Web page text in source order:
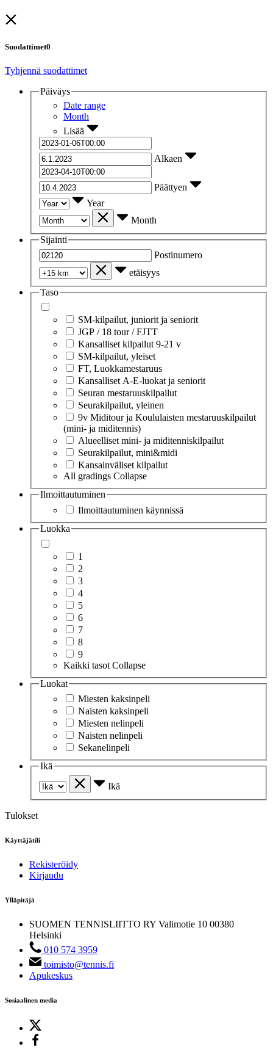
Suodattimet0
Tyhjennä suodattimet
Päiväys
Date range
Month
Lisää
Alkaen
Päättyen
Year
Month
Sijainti
Postinumero
etäisyys
Taso
SM-kilpailut, juniorit ja seniorit
JGP / 18 tour / FJTT
Kansalliset kilpailut 9-21 v
SM-kilpailut, yleiset
FT, Luokkamestaruus
Kansalliset A-E-luokat ja seniorit
Seuran mestaruuskilpailut
Seurakilpailut, yleinen
9v Miditour ja Koululaisten mestaruuskilpailut
(mini- ja miditennis)
Alueelliset mini- ja miditenniskilpailut
Seurakilpailut, mini&midi
Kansainväliset kilpailut
All gradings Collapse
Ilmoittautuminen
Ilmoittautuminen käynnissä
Luokka
1
2
3
4
5
6
7
8
9
Kaikki tasot Collapse
Luokat
Miesten kaksinpeli
Naisten kaksinpeli
Miesten nelinpeli
Naisten nelinpeli
Sekanelinpeli
Ikä
Ikä
Tulokset
Käyttäjätili
Rekisteröidy
Kirjaudu
Ylläpitäjä
SUOMEN TENNISLIITTO RY Valimotie 10 00380
Helsinki
010 574 3959
toimisto@tennis.fi
Apukeskus
Sosiaalinen media